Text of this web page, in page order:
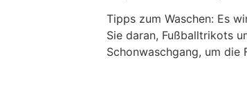
Tipps zum Waschen: Es
Sie daran, Fußballtrikots
Schonwaschgang, um die